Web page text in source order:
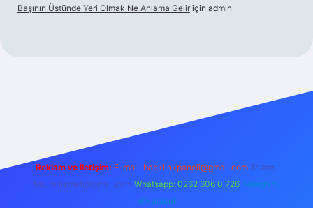
Başının Üstünde Yeri Olmak Ne Anlama Gelir için admin
Reklam ve İletişim: E-mail: backlinkpaneli@gmail.com Teams:
forumhizmeti@gmail.com Whatsapp: 0262 606 0 726 Telegram:
@karabul